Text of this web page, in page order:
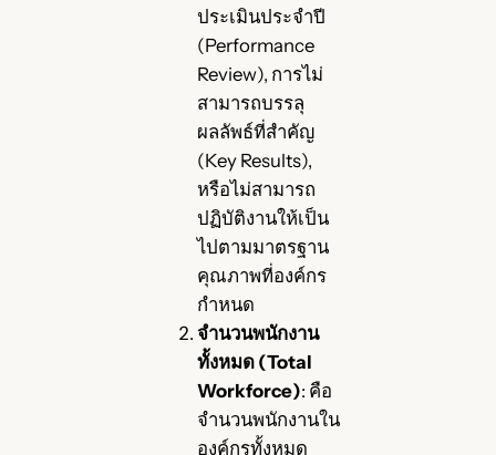
ประเมินประจำปี
(Performance
Review), การไม่
สามารถบรรลุ
ผลลัพธ์ที่สำคัญ
(Key Results),
หรือไม่สามารถ
ปฏิบัติงานให้เป็น
ไปตามมาตรฐาน
คุณภาพที่องค์กร
กำหนด
จำนวนพนักงาน
ทั้งหมด (Total
Workforce): คือ
จำนวนพนักงานใน
องค์กรทั้งหมด